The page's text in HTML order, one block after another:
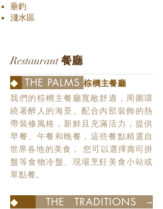
垂釣
淺水區
Restaurant餐廳
◆ THE PALMS 棕櫚主餐廳
我們的棕櫚主餐廳寬敞舒適，周圍環
繞著醉人的海景。配合內部裝飾的熱
帶裝修風格，新鮮且充滿活力，提供
早餐、午餐和晚餐，這些餐點精選自
世界各地的美食， 您可以選擇壽司拼
盤等食物冷盤、現場烹飪美食小站或
單點餐。
◆
THE TRADITIONS –